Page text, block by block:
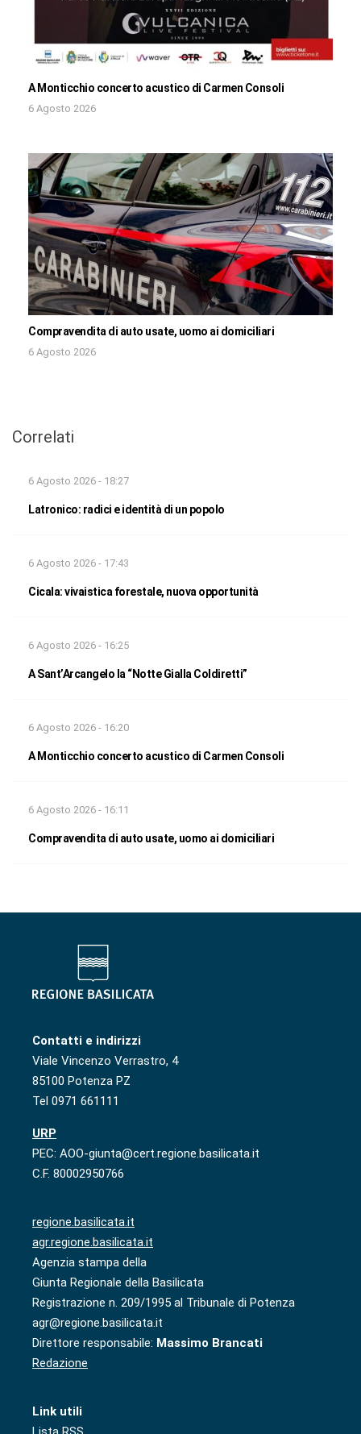
A Monticchio concerto acustico di Carmen Consoli
6 Agosto 2026
Compravendita di auto usate, uomo ai domiciliari
6 Agosto 2026
Correlati
6 Agosto 2026 - 18:27
Latronico: radici e identità di un popolo
6 Agosto 2026 - 17:43
Cicala: vivaistica forestale, nuova opportunità
6 Agosto 2026 - 16:25
A Sant’Arcangelo la “Notte Gialla Coldiretti”
6 Agosto 2026 - 16:20
A Monticchio concerto acustico di Carmen Consoli
6 Agosto 2026 - 16:11
Compravendita di auto usate, uomo ai domiciliari
Contatti e indirizzi
Viale Vincenzo Verrastro, 4
85100 Potenza PZ
Tel 0971 661111
URP
PEC: AOO-giunta@cert.regione.basilicata.it
C.F. 80002950766
regione.basilicata.it
agr.regione.basilicata.it
Agenzia stampa della
Giunta Regionale della Basilicata
Registrazione n. 209/1995 al Tribunale di Potenza
agr@regione.basilicata.it
Direttore responsabile: Massimo Brancati
Redazione
Link utili